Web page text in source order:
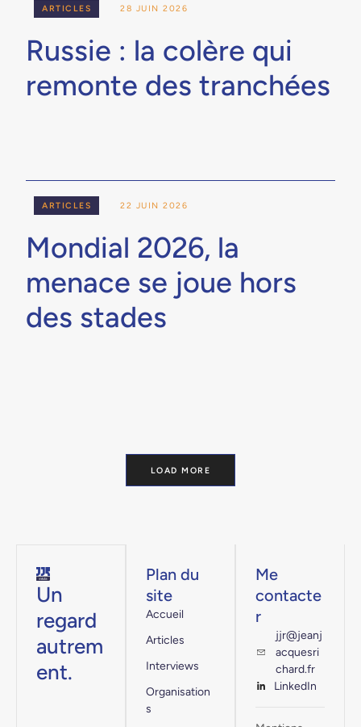
Russie : la colère qui
remonte des tranchées
28 JUIN 2026
ARTICLES
Mondial 2026, la
menace se joue hors
des stades
22 JUIN 2026
ARTICLES
LOAD MORE
Un
regard
autrem
ent.
Plan du
site
Accueil
Articles
Interviews
Organisation
s
Me
contacte
r
jjr@jeanj
acquesri
chard.fr
LinkedIn